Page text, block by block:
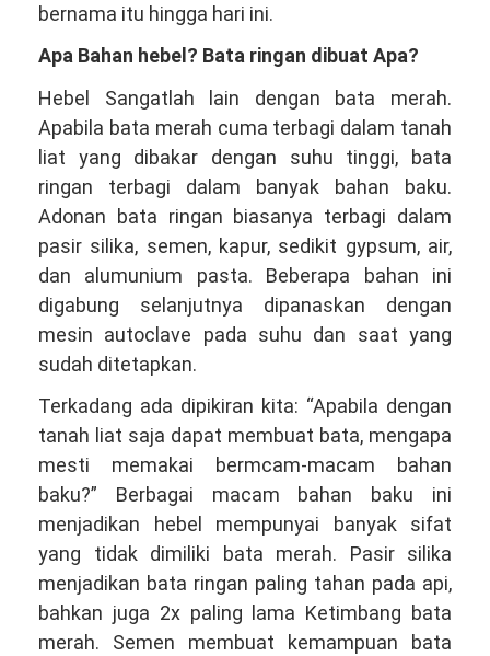
bernama itu hingga hari ini.
Apa Bahan hebel? Bata ringan dibuat Apa?
Hebel Sangatlah lain dengan bata merah.
Apabila bata merah cuma terbagi dalam tanah
liat yang dibakar dengan suhu tinggi, bata
ringan terbagi dalam banyak bahan baku.
Adonan bata ringan biasanya terbagi dalam
pasir silika, semen, kapur, sedikit gypsum, air,
dan alumunium pasta. Beberapa bahan ini
digabung selanjutnya dipanaskan dengan
mesin autoclave pada suhu dan saat yang
sudah ditetapkan.
Terkadang ada dipikiran kita: “Apabila dengan
tanah liat saja dapat membuat bata, mengapa
mesti memakai bermcam-macam bahan
baku?” Berbagai macam bahan baku ini
menjadikan hebel mempunyai banyak sifat
yang tidak dimiliki bata merah. Pasir silika
menjadikan bata ringan paling tahan pada api,
bahkan juga 2x paling lama Ketimbang bata
merah. Semen membuat kemampuan bata